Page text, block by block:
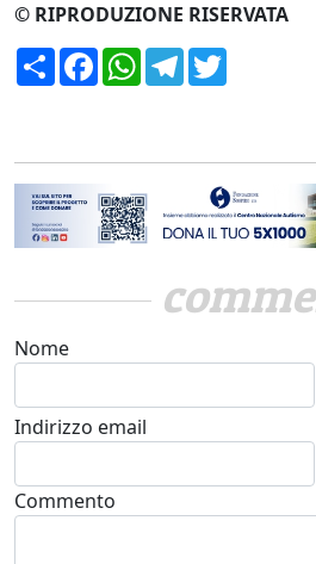
© RIPRODUZIONE RISERVATA
CondividiFacebookWhatsApp
Telegram
Nome
Indirizzo email
Commento